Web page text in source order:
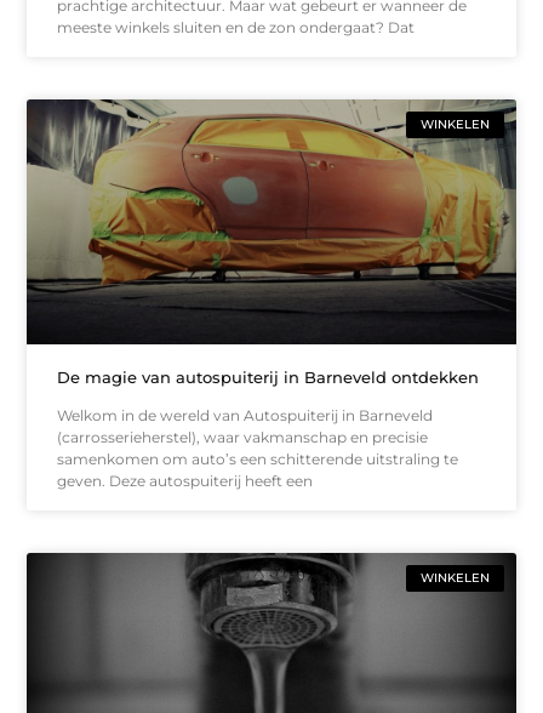
prachtige architectuur. Maar wat gebeurt er wanneer de
meeste winkels sluiten en de zon ondergaat? Dat
WINKELEN
De magie van autospuiterij in Barneveld ontdekken
Welkom in de wereld van Autospuiterij in Barneveld
(carrosserieherstel), waar vakmanschap en precisie
samenkomen om auto’s een schitterende uitstraling te
geven. Deze autospuiterij heeft een
WINKELEN